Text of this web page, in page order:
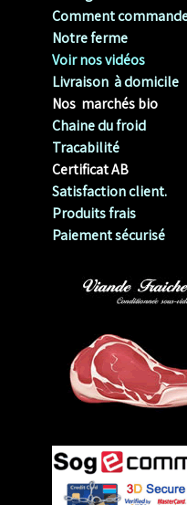
Comment
Notre ferme
Voir nos vidéos
Livraison à domicile
Nos marchés bio
Chaine du froid
Tracabilité
Certificat AB
Satisfaction client.
Produits frais
Paiement sécurisé